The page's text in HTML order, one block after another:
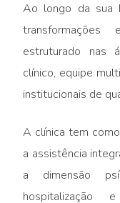
Ao longo da sua
estruturado nas
clínico, equipe
institucionais de
A clínica tem
a assistência
a dimensão
hospitalização